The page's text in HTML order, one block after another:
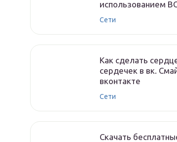
использованием
Сети
Как сделать
сердечек в вк.
вконтакте
Сети
Скачать